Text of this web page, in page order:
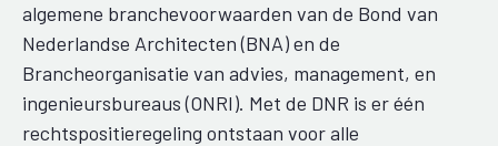
algemene branchevoorwaarden van de Bond van
Nederlandse Architecten (BNA) en de
Brancheorganisatie van advies, management, en
ingenieursbureaus (ONRI). Met de DNR is er één
rechtspositieregeling ontstaan voor alle